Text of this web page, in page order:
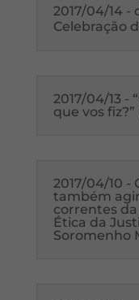
2017/04/14 -
Celebração
2017/04/13 -
que vos
2017/04/10 -
também
correntes
Ética da
Soromenho